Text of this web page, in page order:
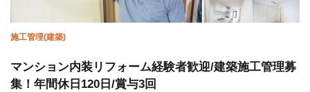
施工管理(建築)
マンション内装リフォーム経験者歓迎/建築施工管理募
集！年間休日120日/賞与3回